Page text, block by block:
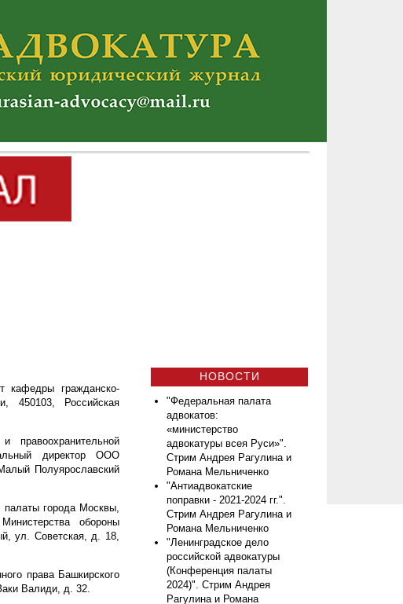
кафедры гражданско-
450103, Российская
правоохранительной
директор ООО
Полуярославский
палаты города Москвы,
обороны
ул. Советская, д. 18,
права Башкирского
Валиди, д. 32.
НОВОСТИ
"Федеральная палата
адвокатов:
«министерство
адвокатуры всея Руси»".
Стрим Андрея Рагулина и
Романа Мельниченко
"Антиадвокатские
поправки - 2021-2024 гг.".
Стрим Андрея Рагулина и
Романа Мельниченко
"Ленинградское дело
российской адвокатуры
(Конференция палаты
2024)". Стрим Андрея
Рагулина и Романа